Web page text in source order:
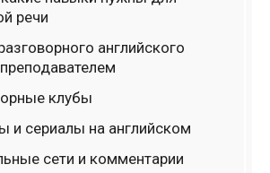
речи
английского
клубы
и сериалы на английском
сети и комментарии